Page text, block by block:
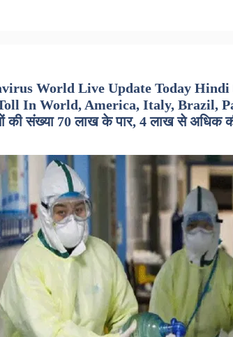
World Live Update Today Hindi
In World, America, Italy, Brazil,
की संख्या 70 लाख के पार, 4 लाख से अधिक